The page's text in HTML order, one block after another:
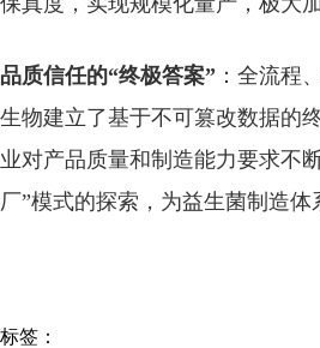
品质信任的“终极答案” ：全流程
生物建立了基于不可篡改数据的
业对产品质量和制造能力要求不
厂”模式的探索，为益生菌制造
标签：